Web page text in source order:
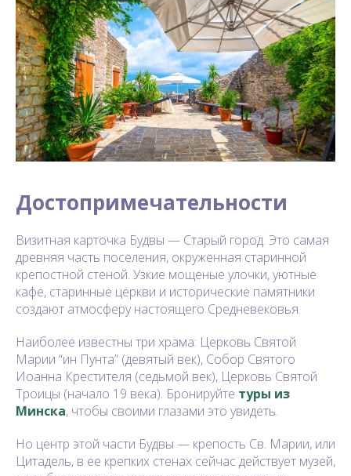
Достопримечательности
Визитная карточка Будвы — Старый город. Это самая
древняя часть поселения, окруженная старинной
крепостной стеной. Узкие мощеные улочки, уютные
кафе, старинные церкви и исторические памятники
создают атмосферу настоящего Средневековья.
Наиболее известны три храма: Церковь Святой
Марии “ин Пунта” (девятый век), Собор Святого
Иоанна Крестителя (седьмой век), Церковь Святой
Троицы (начало 19 века). Бронируйте туры из
Минска, чтобы своими глазами это увидеть.
Но центр этой части Будвы — крепость Св. Марии, или
Цитадель, в ее крепких стенах сейчас действует музей,